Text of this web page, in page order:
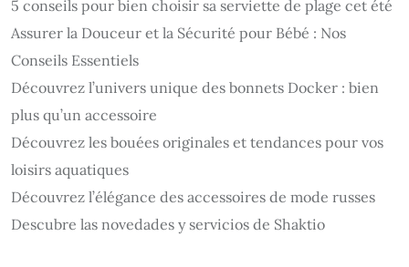
5 conseils pour bien choisir sa serviette de plage cet été
Assurer la Douceur et la Sécurité pour Bébé : Nos
Conseils Essentiels
Découvrez l’univers unique des bonnets Docker : bien
plus qu’un accessoire
Découvrez les bouées originales et tendances pour vos
loisirs aquatiques
Découvrez l’élégance des accessoires de mode russes
Descubre las novedades y servicios de Shaktio